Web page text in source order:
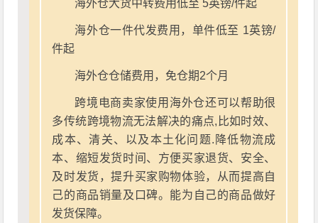
海外仓大货中转费用低至 5英镑/件起
海外仓一件代发费用，单件低至 1英镑/
件起
海外仓仓储费用，免仓期2个月
跨境电商卖家使用海外仓还可以帮助很
多传统跨境物流无法解决的痛点,比如时效、
成本、清关、以及本土化问题.降低物流成
本、缩短发货时间、方便买家退货、安全、
及时发货，提升买家购物体验，从而提高自
己的商品销量及口碑。能为自己的商品做好
发货保障。